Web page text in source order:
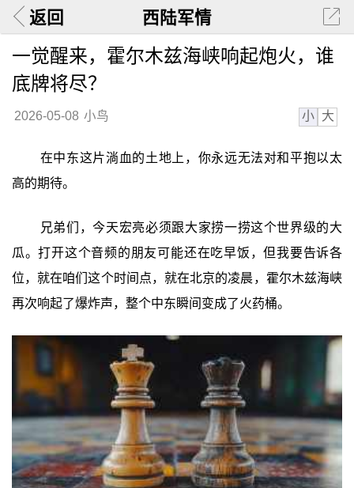
返回 西陆军情
一觉醒来，霍尔木兹海峡响起炮火，谁
底牌将尽？
2026-05-08 小鸟 小 大
在中东这片淌血的土地上，你永远无法对和平抱以太
高的期待。
兄弟们，今天宏亮必须跟大家捞一捞这个世界级的大
瓜。打开这个音频的朋友可能还在吃早饭，但我要告诉各
位，就在咱们这个时间点，就在北京的凌晨，霍尔木兹海峡
再次响起了爆炸声，整个中东瞬间变成了火药桶。